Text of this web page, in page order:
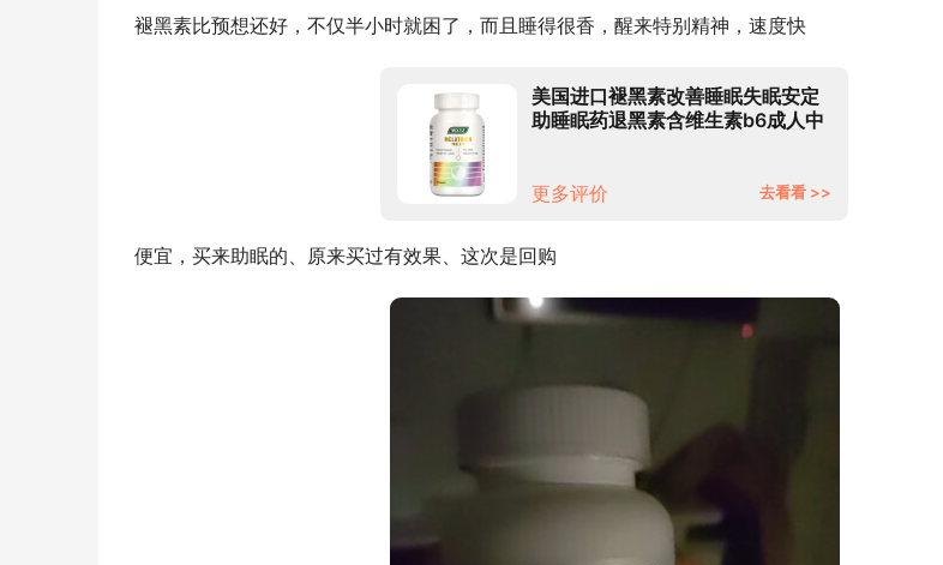
褪黑素比预想还好，不仅半小时就困了，而且睡得很香，醒来特别精神，速度快
美国进口褪黑素改善睡眠失眠安定
助睡眠药退黑素含维生素b6成人中
更多评价
去看看 >>
便宜，买来助眠的、原来买过有效果、这次是回购